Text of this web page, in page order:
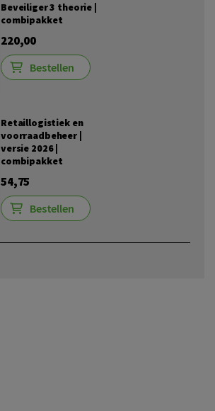
Beveiliger 3 theorie |
combipakket
220,00
Bestellen
Retaillogistiek en
voorraadbeheer |
versie 2026 |
combipakket
54,75
Bestellen